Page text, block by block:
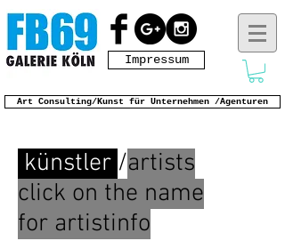
Impressum
Art Consulting/Kunst für Unternehmen /Agenturen
künstler /artists
click on the name
for artistinfo